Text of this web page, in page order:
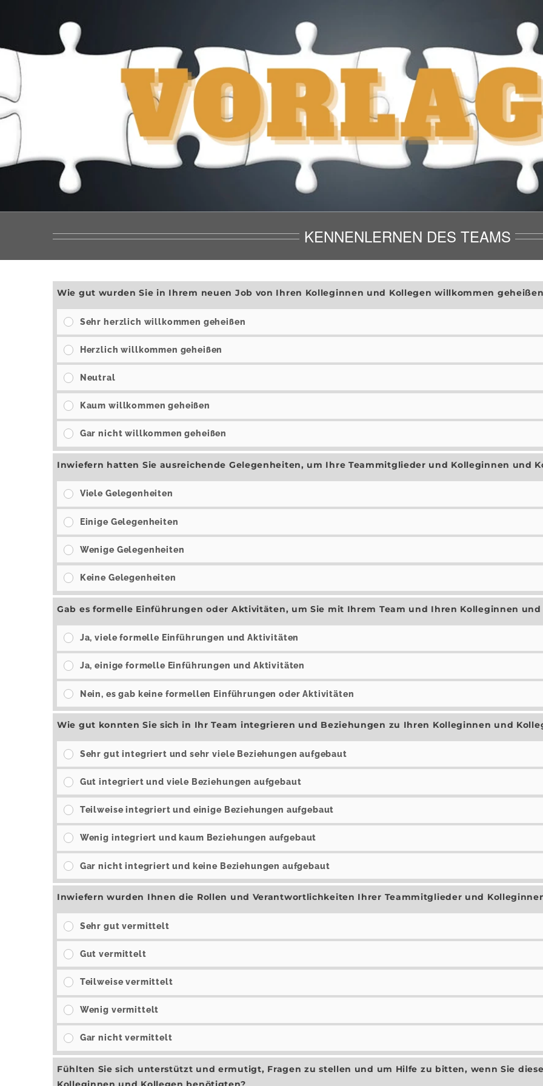
KENNENLERNEN DES TEAMS
Wie gut wurden Sie in Ihrem neuen Job von Ihren Kolleginnen und Kollegen willkommen
Sehr herzlich willkommen geheißen
Herzlich willkommen geheißen
Neutral
Kaum willkommen geheißen
Gar nicht willkommen geheißen
Inwiefern hatten Sie ausreichende Gelegenheiten, um Ihre Teammitglieder und Kolleginnen und
Viele Gelegenheiten
Einige Gelegenheiten
Wenige Gelegenheiten
Keine Gelegenheiten
Gab es formelle Einführungen oder Aktivitäten, um Sie mit Ihrem Team und Ihren Kolleginnen
Ja, viele formelle Einführungen und Aktivitäten
Ja, einige formelle Einführungen und Aktivitäten
Nein, es gab keine formellen Einführungen oder Aktivitäten
Wie gut konnten Sie sich in Ihr Team integrieren und Beziehungen zu Ihren Kolleginnen und
Sehr gut integriert und sehr viele Beziehungen aufgebaut
Gut integriert und viele Beziehungen aufgebaut
Teilweise integriert und einige Beziehungen aufgebaut
Wenig integriert und kaum Beziehungen aufgebaut
Gar nicht integriert und keine Beziehungen aufgebaut
Inwiefern wurden Ihnen die Rollen und Verantwortlichkeiten Ihrer Teammitglieder und
Sehr gut vermittelt
Gut vermittelt
Teilweise vermittelt
Wenig vermittelt
Gar nicht vermittelt
Fühlten Sie sich unterstützt und ermutigt, Fragen zu stellen und um Hilfe zu bitten, wenn Sie